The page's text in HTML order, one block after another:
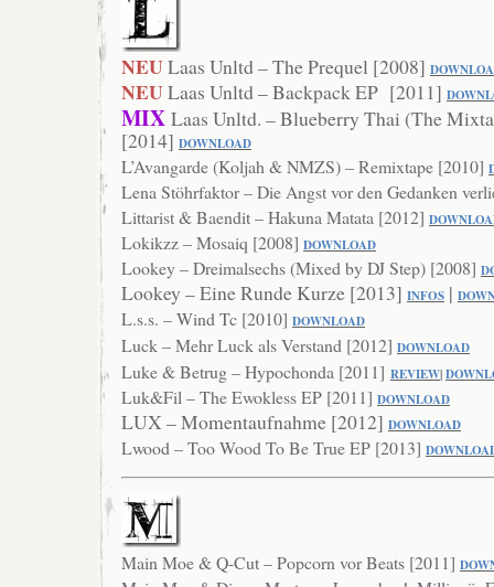
NEULaas Unltd – The Prequel [2008]
NEULaas Unltd – Backpack EP [2011]
MIX Laas Unltd. – Blueberry Thai (The
[2014] DOWNLOAD
L’Avangarde (Koljah & NMZS) – Remixtape [2010]
Lena Stöhrfaktor – Die Angst vor den Gedanken
Littarist & Baendit – Hakuna Matata [2012] DOW
Lokikzz – Mosaiq [2008] DOWNLOAD
Lookey – Dreimalsechs (Mixed by DJ Step) [2008]
Lookey – Eine Runde Kurze [2013] INFOS |
L.s.s. – Wind Tc [2010] DOWNLOAD
Luck – Mehr Luck als Verstand [2012] DOWNLOAD
Luke & Betrug – Hypochonda [2011] REVIEW|
Luk&Fil – The Ewokless EP [2011] DOWNLOAD
LUX – Momentaufnahme [2012] DOWNLOAD
Lwood – Too Wood To Be True EP [2013]
Main Moe & Q-Cut – Popcorn vor Beats [2011]